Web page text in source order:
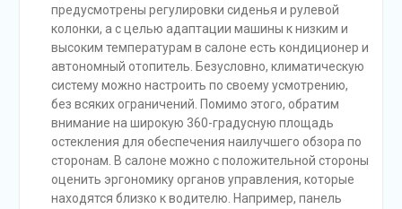
предусмотрены регулировки сиденья и рулевой
колонки, а с целью адаптации машины к низким и
высоким температурам в салоне есть кондиционер и
автономный отопитель. Безусловно, климатическую
систему можно настроить по своему усмотрению,
без всяких ограничений. Помимо этого, обратим
внимание на широкую 360-градусную площадь
остекления для обеспечения наилучшего обзора по
сторонам. В салоне можно с положительной стороны
оценить эргономику органов управления, которые
находятся близко к водителю. Например, панель